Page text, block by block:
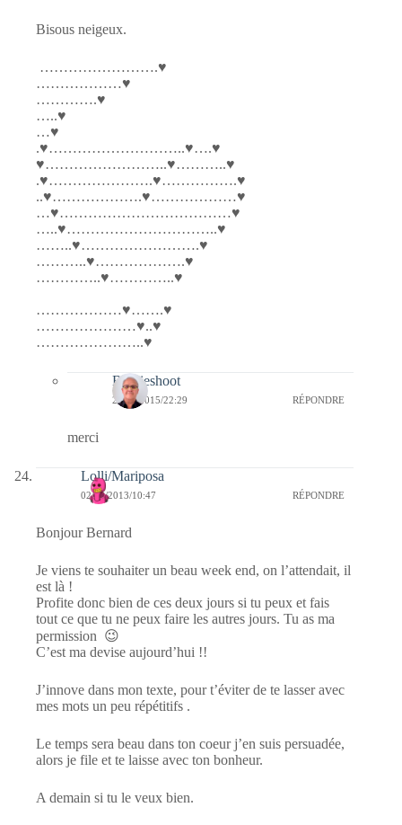
Bisous neigeux.
…………………….♥
………………♥
………….♥
…..♥
…♥
.♥………………………..♥….♥
♥……………………..♥………..♥
.♥………………….♥…………….♥
..♥……………….♥………………♥
…♥………………………………♥
…..♥…………………………..♥
……..♥…………………….♥
………..♥……………….♥
…………..♥…………..♥
………………♥…….♥
…………………♥..♥
…………………..♥
Bernieshoot
20/01/2015/22:29 RÉPONDRE
merci
Lolli/Mariposa
02/02/2013/10:47 RÉPONDRE
Bonjour Bernard
Je viens te souhaiter un beau week end, on l’attendait, il
est là !
Profite donc bien de ces deux jours si tu peux et fais
tout ce que tu ne peux faire les autres jours. Tu as ma
permission 😉
C’est ma devise aujourd’hui !!
J’innove dans mon texte, pour t’éviter de te lasser avec
mes mots un peu répétitifs .
Le temps sera beau dans ton coeur j’en suis persuadée,
alors je file et te laisse avec ton bonheur.
A demain si tu le veux bien.